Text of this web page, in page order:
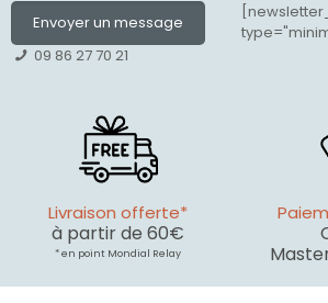
Envoyer un message
09 86 27 70 21
Livraison offerte*
à partir de 60€
* en point Mondial Relay